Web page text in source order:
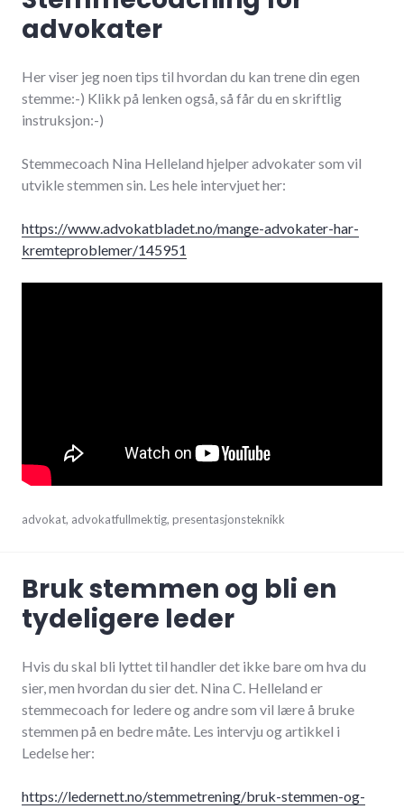
advokater
Her viser jeg noen tips til hvordan du kan trene din egen
stemme:-) Klikk på lenken også, så får du en skriftlig
instruksjon:-)
Stemmecoach Nina Helleland hjelper advokater som vil
utvikle stemmen sin. Les hele intervjuet her:
https://www.advokatbladet.no/mange-advokater-har-
kremteproblemer/145951
februar
advokat, advokatfullmektig, presentasjonsteknikk
Bruk stemmen og bli en
tydeligere leder
Hvis du skal bli lyttet til handler det ikke bare om hva du
sier, men hvordan du sier det. Nina C. Helleland er
stemmecoach for ledere og andre som vil lære å bruke
stemmen på en bedre måte. Les intervju og artikkel i
Ledelse her:
https://ledernett.no/stemmetrening/bruk-stemmen-og-